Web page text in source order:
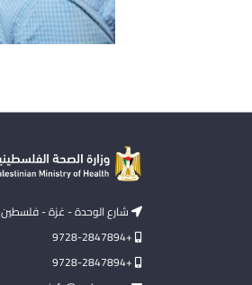
شارع الوحدة - غزة - فلسطين
+9728-2847894
+9728-2847894